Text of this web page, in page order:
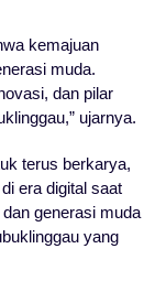
kemajuan
muda.
dan pilar
ujarnya.
terus berkarya,
era digital saat
generasi muda
yang